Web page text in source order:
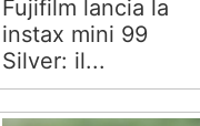
Fujifilm lancia la
instax mini 99
Silver: il...